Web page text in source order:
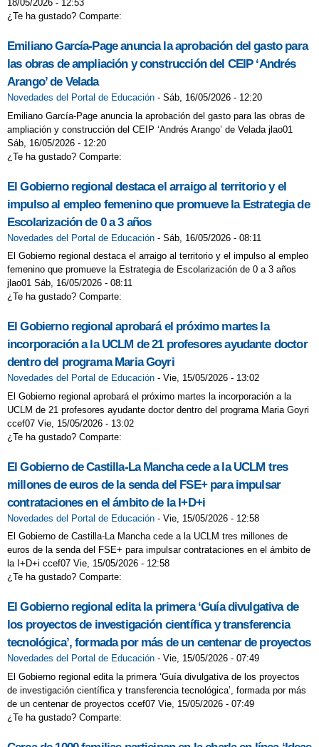
18/05/2026 - 12:53
¿Te ha gustado? Comparte:
Emiliano García-Page anuncia la aprobación del gasto para
las obras de ampliación y construcción del CEIP ‘Andrés
Arango’ de Velada
Novedades del Portal de Educación - Sáb, 16/05/2026 - 12:20
Emiliano García-Page anuncia la aprobación del gasto para las obras de
ampliación y construcción del CEIP ‘Andrés Arango’ de Velada jlao01
Sáb, 16/05/2026 - 12:20
¿Te ha gustado? Comparte:
El Gobierno regional destaca el arraigo al territorio y el
impulso al empleo femenino que promueve la Estrategia de
Escolarización de 0 a 3 años
Novedades del Portal de Educación - Sáb, 16/05/2026 - 08:11
El Gobierno regional destaca el arraigo al territorio y el impulso al empleo
femenino que promueve la Estrategia de Escolarización de 0 a 3 años
jlao01 Sáb, 16/05/2026 - 08:11
¿Te ha gustado? Comparte:
El Gobierno regional aprobará el próximo martes la
incorporación a la UCLM de 21 profesores ayudante doctor
dentro del programa Maria Goyri
Novedades del Portal de Educación - Vie, 15/05/2026 - 13:02
El Gobierno regional aprobará el próximo martes la incorporación a la
UCLM de 21 profesores ayudante doctor dentro del programa Maria Goyri
ccef07 Vie, 15/05/2026 - 13:02
¿Te ha gustado? Comparte:
El Gobierno de Castilla-La Mancha cede a la UCLM tres
millones de euros de la senda del FSE+ para impulsar
contrataciones en el ámbito de la I+D+i
Novedades del Portal de Educación - Vie, 15/05/2026 - 12:58
El Gobierno de Castilla-La Mancha cede a la UCLM tres millones de
euros de la senda del FSE+ para impulsar contrataciones en el ámbito de
la I+D+i ccef07 Vie, 15/05/2026 - 12:58
¿Te ha gustado? Comparte:
El Gobierno regional edita la primera ‘Guía divulgativa de
los proyectos de investigación científica y transferencia
tecnológica’, formada por más de un centenar de proyectos
Novedades del Portal de Educación - Vie, 15/05/2026 - 07:49
El Gobierno regional edita la primera ‘Guía divulgativa de los proyectos
de investigación científica y transferencia tecnológica’, formada por más
de un centenar de proyectos ccef07 Vie, 15/05/2026 - 07:49
¿Te ha gustado? Comparte: